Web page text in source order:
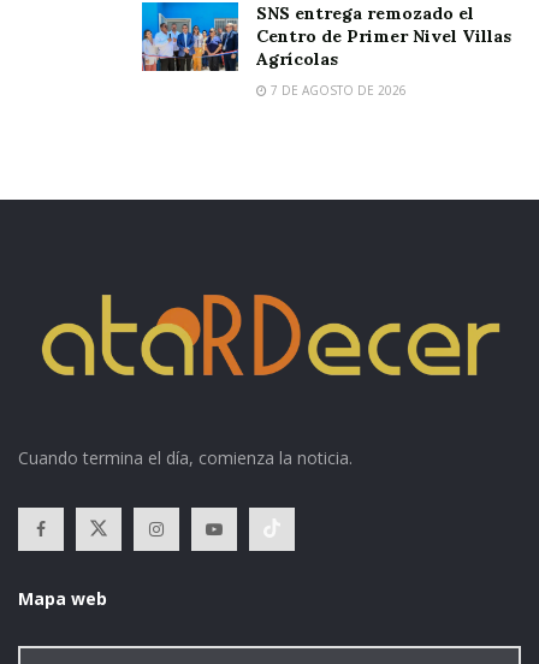
SNS entrega remozado el
Centro de Primer Nivel Villas
Agrícolas
7 DE AGOSTO DE 2026
Cuando termina el día, comienza la noticia.
Mapa web